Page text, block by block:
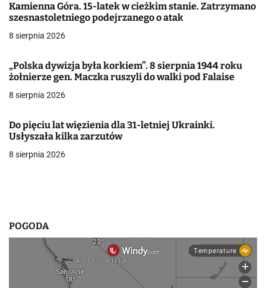
c
j
w
p
i
s
Kamienna Góra. 15-latek w cieżkim stanie. Zatrzymano
szesnastoletniego podejrzanego o atak
8 sierpnia 2026
„Polska dywizja była korkiem”. 8 sierpnia 1944 roku
żołnierze gen. Maczka ruszyli do walki pod Falaise
8 sierpnia 2026
Do pięciu lat więzienia dla 31-letniej Ukrainki.
Usłyszała kilka zarzutów
8 sierpnia 2026
POGODA